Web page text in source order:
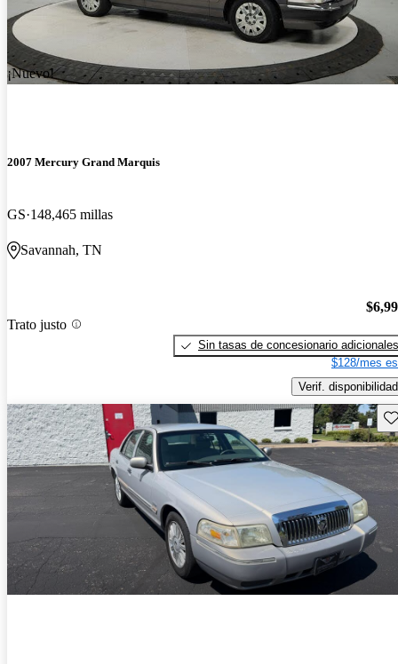
¡Nuevo!
2007 Mercury Grand Marquis
GS 148,465 millas
Savannah, TN
Trato justo
Sin tasas de concesionario adicionales
$128/mes
Verif. disponibilidad